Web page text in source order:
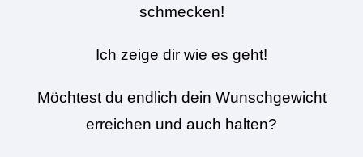
schmecken!
Ich zeige dir wie es geht!
Möchtest du endlich dein Wunschgewicht
erreichen und auch halten?